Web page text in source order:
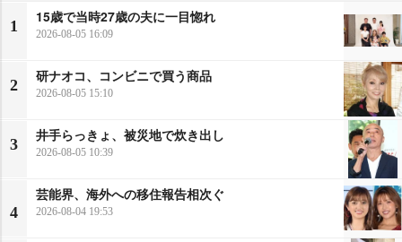
1
15歳で当時27歳の夫に一目惚れ
2026-08-05 16:09
2
研ナオコ、コンビニで買う商品
2026-08-05 15:10
3
井手らっきょ、被災地で炊き出し
2026-08-05 10:39
4
芸能界、海外への移住報告相次ぐ
2026-08-04 19:53